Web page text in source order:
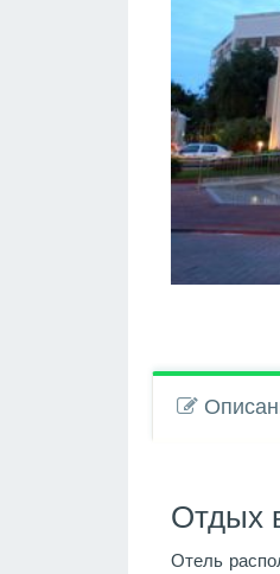
Отдых
Отель